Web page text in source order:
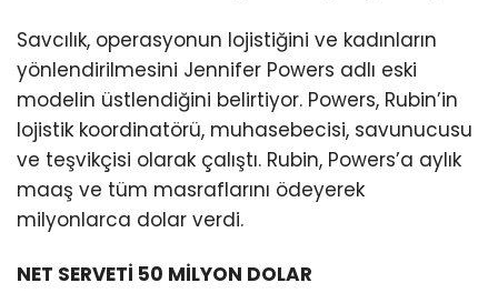
Savcılık, operasyonun lojistiğini ve kadınların
yönlendirilmesini Jennifer Powers adlı eski
modelin üstlendiğini belirtiyor. Powers, Rubin’in
lojistik koordinatörü, muhasebecisi, savunucusu
ve teşvikçisi olarak çalıştı. Rubin, Powers’a aylık
maaş ve tüm masraflarını ödeyerek
milyonlarca dolar verdi.
NET SERVETİ 50 MİLYON DOLAR